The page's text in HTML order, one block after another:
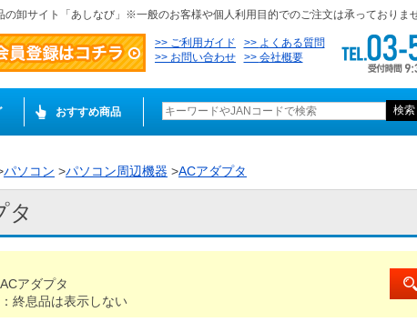
卸サイト「あしなび」※一般のお客様や個人利用目的でのご注文は承っておりませ
ご利用ガイド
よくある質問
お問い合わせ
会社概要
おすすめ商品
パソコン >パソコン周辺機器 >ACアダプタ
タ
アダプタ
終息品は表示しない